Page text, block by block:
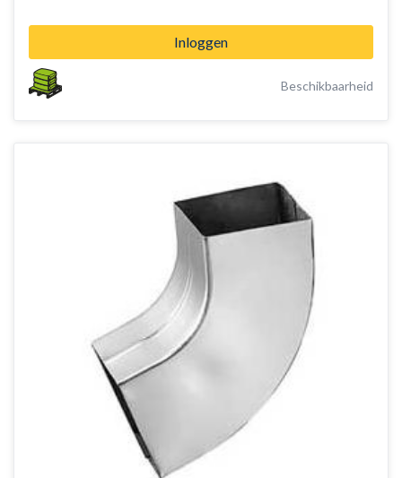
Inloggen
Beschikbaarheid